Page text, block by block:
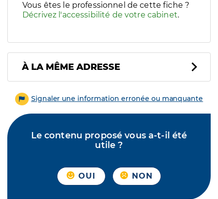
Vous êtes le professionnel de cette fiche ?
Décrivez l'accessibilité de votre cabinet.
À LA MÊME ADRESSE
Signaler une information erronée ou manquante
Le contenu proposé vous a-t-il été
utile ?
OUI NON